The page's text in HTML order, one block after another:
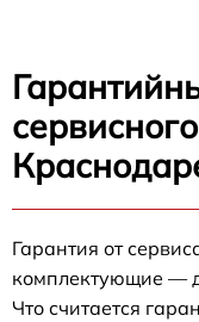
Гарантия от
комплектующие —
Что считается